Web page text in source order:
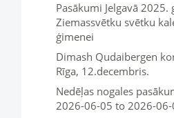
Pasākumi Jelgavā 2025.
Ziemassvētku svētku
ģimenei
Dimash Qudaibergen
Rīga, 12.decembris.
Nedēļas nogales
2026-06-05 to 2026-06-